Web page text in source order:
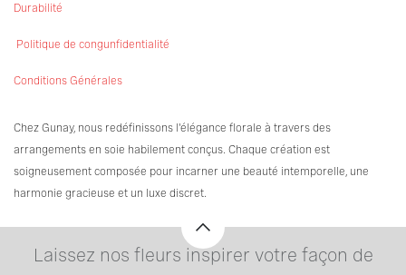
Durabilité
Politique de congunfidentialité
Conditions Générales
Chez Gunay, nous redéfinissons l'élégance florale à travers des
arrangements en soie habilement conçus. Chaque création est
soigneusement composée pour incarner une beauté intemporelle, une
harmonie gracieuse et un luxe discret.
Laissez nos fleurs inspirer votre façon de